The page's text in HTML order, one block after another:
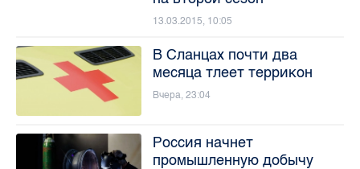
13.03.2015, 10:05
В Сланцах почти два
месяца тлеет террикон
Вчера, 23:04
Россия начнет
промышленную добычу